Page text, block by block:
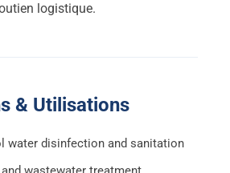
logistique.
& Utilisations
water disinfection and sanitation